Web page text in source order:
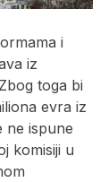
i
iz
toga bi
evra iz
ne ispune
komisiji u